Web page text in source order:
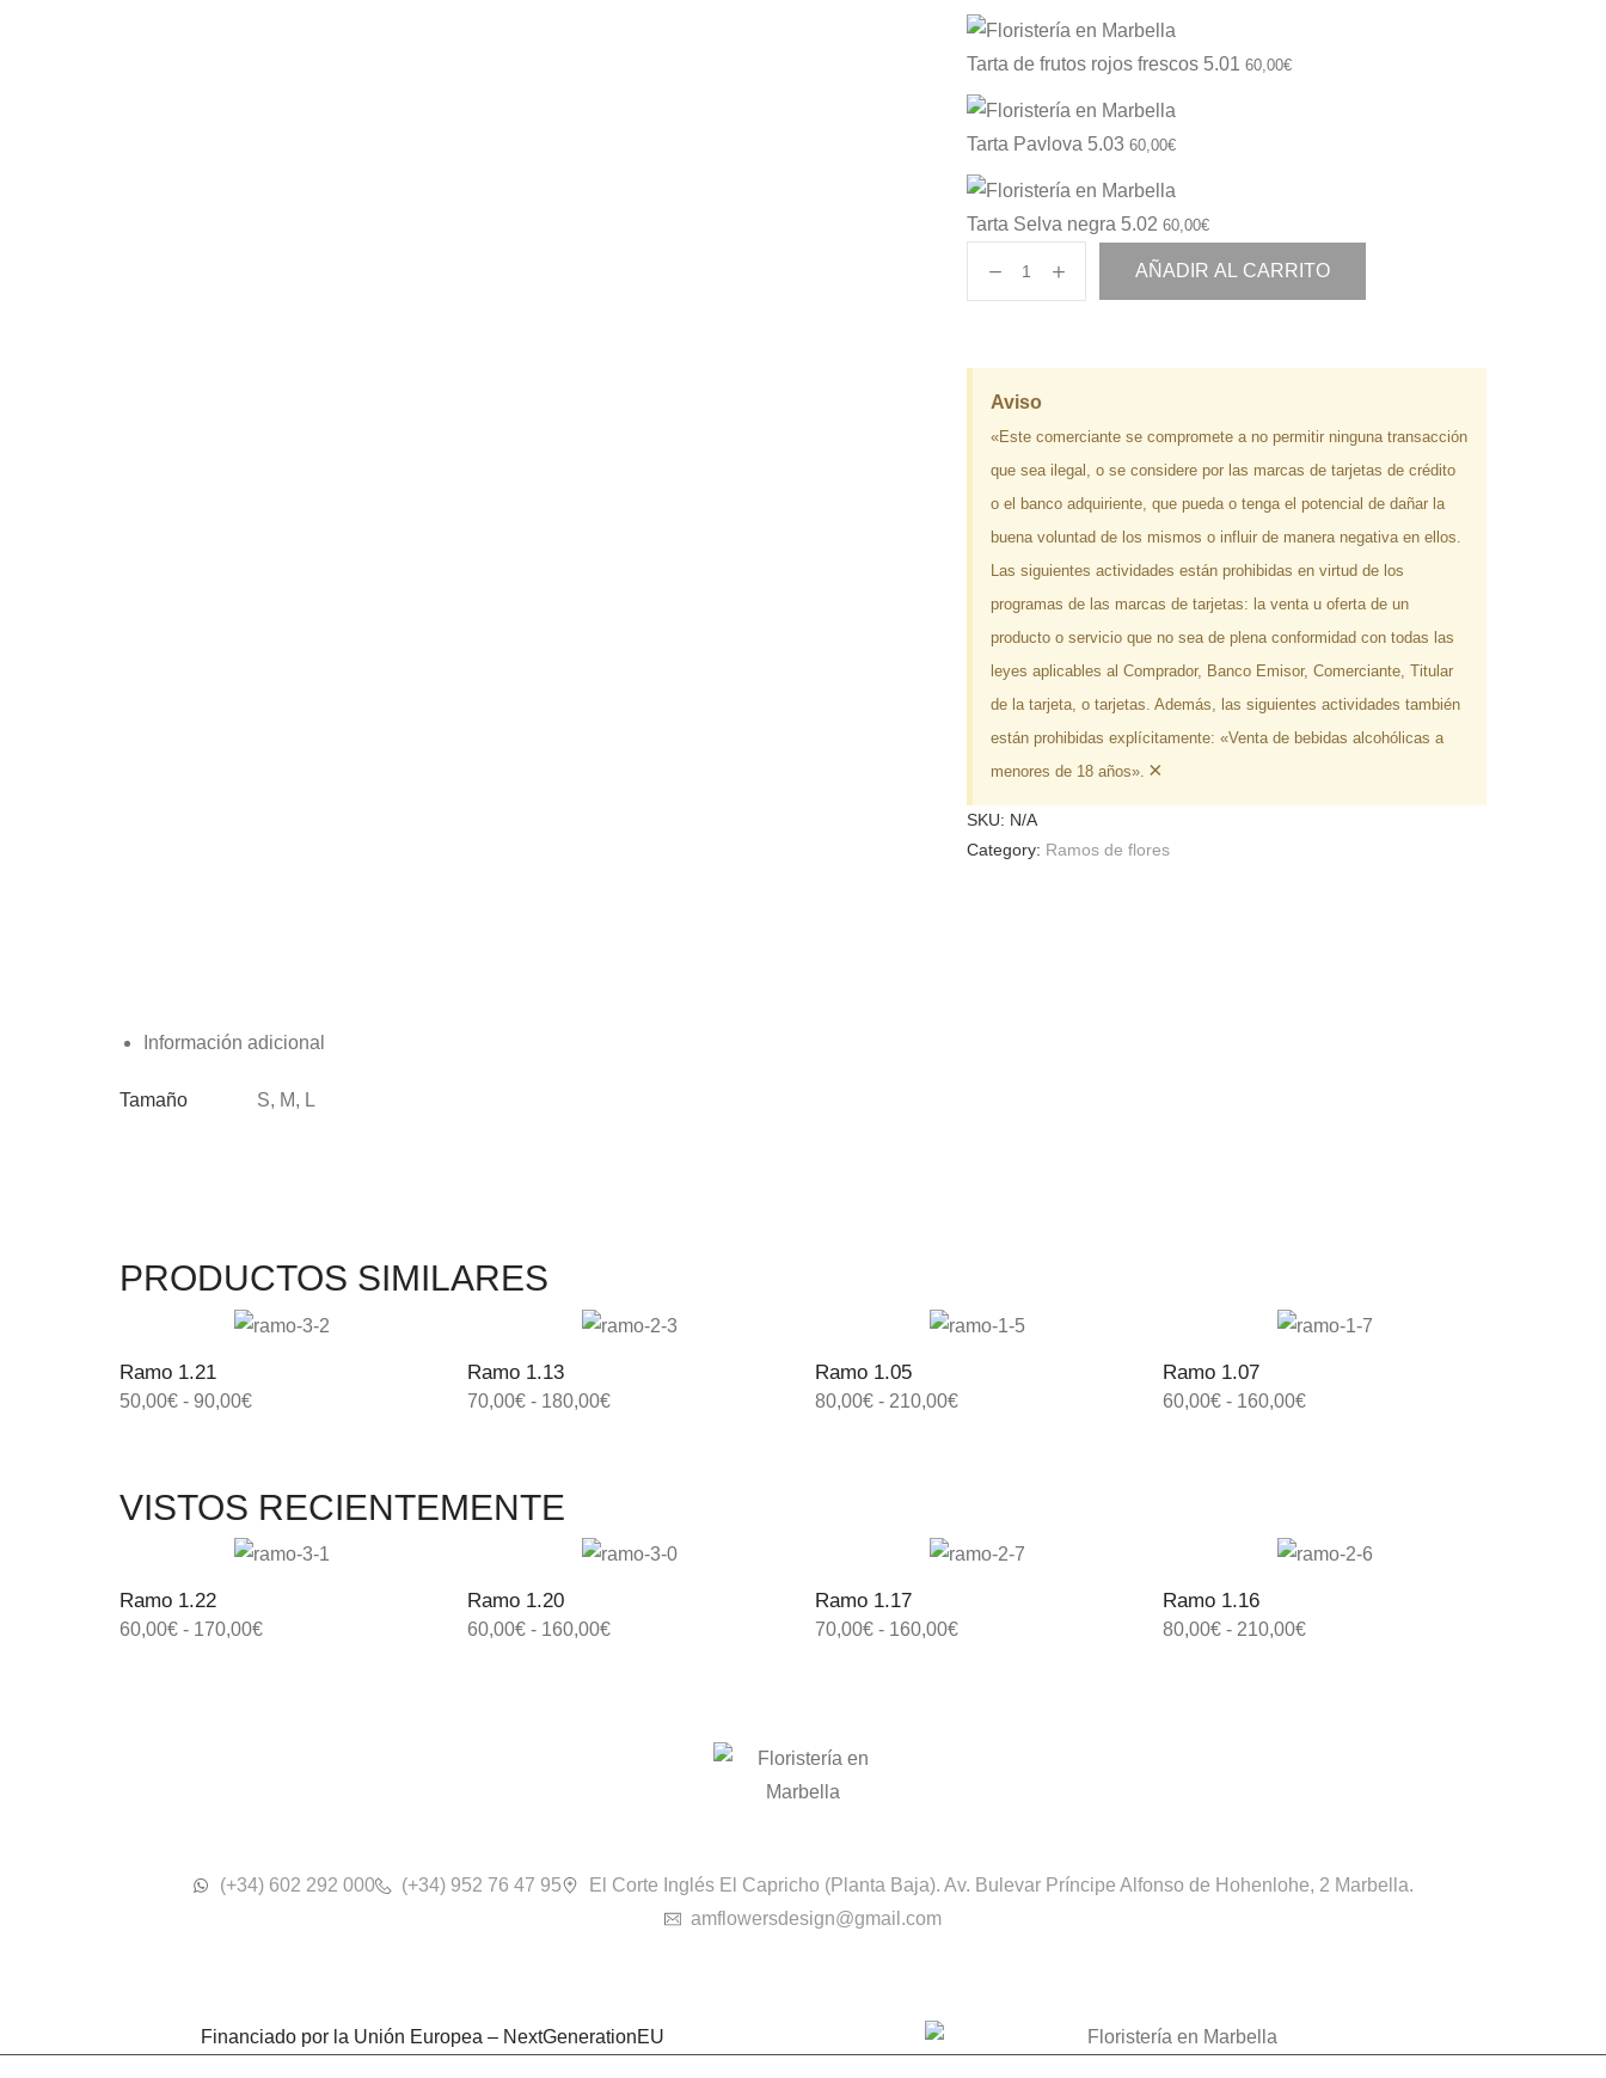
Tarta de frutos rojos frescos 5.01 60,00€
Tarta Pavlova 5.03 60,00€
Tarta Selva negra 5.02 60,00€
AÑADIR AL CARRITO
Aviso
«Este comerciante se compromete a no permitir ninguna transacción
que sea ilegal, o se considere por las marcas de tarjetas de crédito
o el banco adquiriente, que pueda o tenga el potencial de dañar la
buena voluntad de los mismos o influir de manera negativa en ellos.
Las siguientes actividades están prohibidas en virtud de los
programas de las marcas de tarjetas: la venta u oferta de un
producto o servicio que no sea de plena conformidad con todas las
leyes aplicables al Comprador, Banco Emisor, Comerciante, Titular
de la tarjeta, o tarjetas. Además, las siguientes actividades también
están prohibidas explícitamente: «Venta de bebidas alcohólicas a
menores de 18 años». ×
SKU: N/A
Category: Ramos de flores
Información adicional
Tamaño S, M, L
PRODUCTOS SIMILARES
Ramo 1.21
50,00€ - 90,00€
Ramo 1.13
70,00€ - 180,00€
Ramo 1.05
80,00€ - 210,00€
Ramo 1.07
60,00€ - 160,00€
VISTOS RECIENTEMENTE
Ramo 1.22
60,00€ - 170,00€
Ramo 1.20
60,00€ - 160,00€
Ramo 1.17
70,00€ - 160,00€
Ramo 1.16
80,00€ - 210,00€
(+34) 602 292 000 (+34) 952 76 47 95
El Corte Inglés El Capricho (Planta Baja). Av. Bulevar Príncipe Alfonso de Hohenlohe, 2 Marbella.
amflowersdesign@gmail.com
Financiado por la Unión Europea – NextGenerationEU